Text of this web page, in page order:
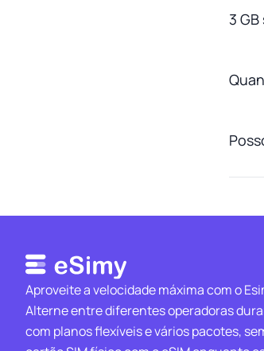
3
Aproveite a velocidade máxima com o
Alterne entre diferentes operadoras
com planos flexíveis e vários pacotes,